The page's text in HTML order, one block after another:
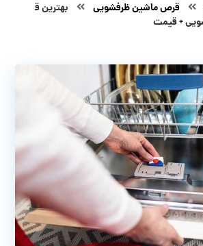
قرص ماشین ظرفشویی
بهترین ق
+ قیمت